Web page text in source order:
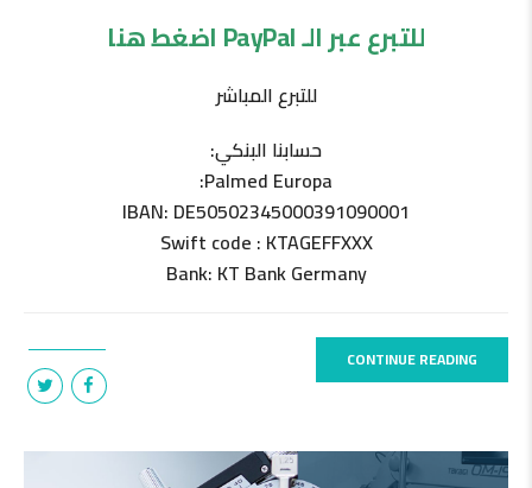
للتبرع عبر الـ PayPal اضغط هنا
للتبرع المباشر
حسابنا البنكي:
Palmed Europa:
IBAN: DE50502345000391090001
Swift code : KTAGEFFXXX
Bank: KT Bank Germany
CONTINUE READING